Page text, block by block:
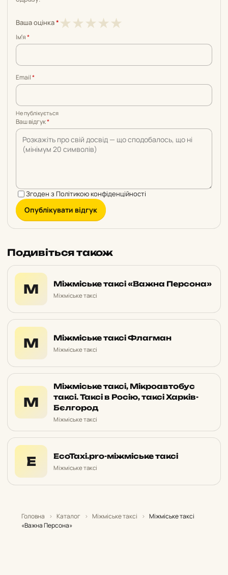
Ваша оцінка* ★
5
★4
5
★3
5
★2
5
★1
5
Імʼя*
Email*
Не публікується
Ваш відгук*
Згоден з Політикою конфіденційності
Опублікувати відгук
Подивіться також
М Міжміське таксі «Важна Персона»
Міжміське таксі
М Міжміське таксі Флагман
Міжміське таксі
М
Міжміське таксі, Мікроавтобус
таксі. Таксі в Росію, таксі Харків-
Бєлгород
Міжміське таксі
E EcoTaxi.pro-міжміське таксі
Міжміське таксі
Головна › Каталог › Міжміське таксі › Міжміське таксі
«Важна Персона»